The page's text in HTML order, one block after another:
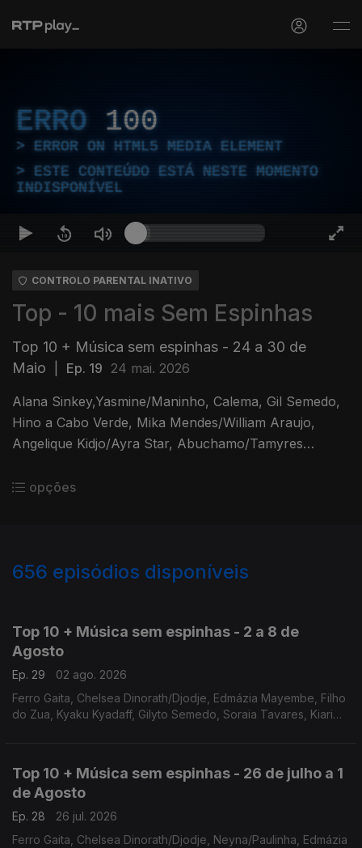
ERRO 100
ERROR ON HTML5 MEDIA ELEMENT
ESTE CONTEÚDO ESTÁ NESTE MOMENTO
INDISPONÍVEL
CONTROLO PARENTAL INATIVO
Top - 10 mais Sem Espinhas
Top 10 + Música sem espinhas - 24 a 30 de
Maio
Ep. 19 24 mai. 2026
Alana Sinkey,Yasmine/Maninho, Calema, Gil Semedo,
Hino a Cabo Verde, Mika Mendes/William Araujo,
Angelique Kidjo/Ayra Star, Abuchamo/Tamyres
opções
656 episódios disponíveis
Top 10 + Música sem espinhas - 2 a 8 de
Agosto
Ep. 29
02 ago. 2026
Ferro Gaita, Chelsea Dinorath/Djodje, Edmázia Mayembe, Filho
do Zua, Kyaku Kyadaff, Gilyto Semedo, Soraia Tavares, Kiari
Top 10 + Música sem espinhas - 26 de julho a 1
de Agosto
Ep. 28
26 jul. 2026
Ferro Gaita, Chelsea Dinorath/Djodje, Neyna/Paulinha, Edmázia